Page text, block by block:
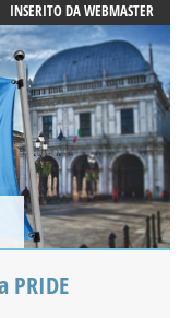
INSERITO DAWEBMASTER
PRIDE